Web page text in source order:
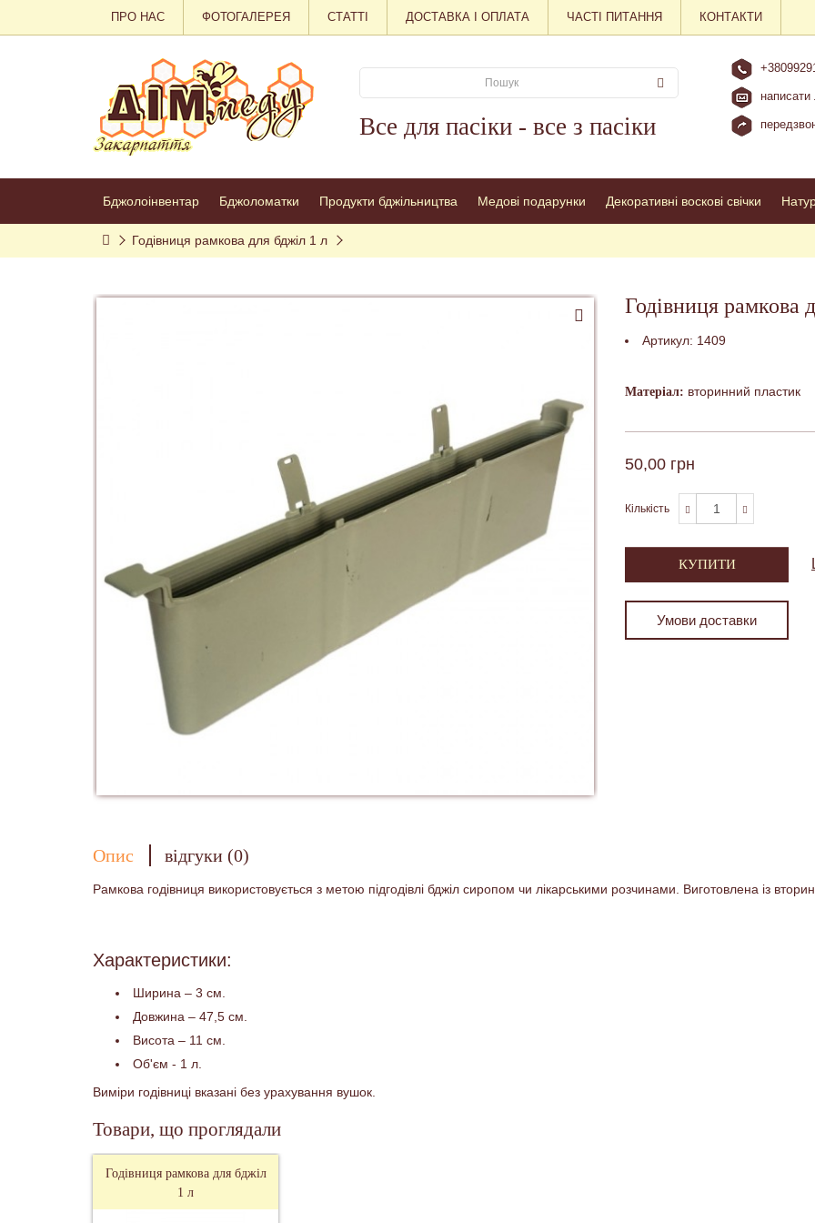
ПРО НАС ФОТОГАЛЕРЕЯ СТАТТІ ДОСТАВКА І ОПЛАТА ЧАСТІ ПИТАННЯ КОНТАКТИ
Все для пасіки - все з пасіки
написати
Бджолоінвентар Бджоломатки Продукти бджільництва Медові подарунки Декоративні воскові свічки
Годівниця рамкова для бджіл 1 л
Годівниця рамкова
Артикул: 1409
Матеріал: вторинний пластик
50,00 грн
Кількість
КУПИТИ
Умови доставки
Опис відгуки (0)
Рамкова годівниця використовується з метою підгодівлі бджіл сиропом чи лікарськими розчинами. Виготовлена із
Характеристики:
Ширина – 3 см.
Довжина – 47,5 см.
Висота – 11 см.
Об'єм - 1 л.
Виміри годівниці вказані без урахування вушок.
Товари, що проглядали
Годівниця рамкова для бджіл
1 л